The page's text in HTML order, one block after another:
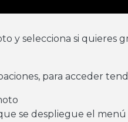
y selecciona si quieres
para acceder
se despliegue el menú